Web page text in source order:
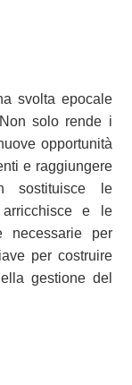
svolta epocale
solo rende i
opportunità
e raggiungere
sostituisce le
e le
necessarie per
per costruire
gestione del